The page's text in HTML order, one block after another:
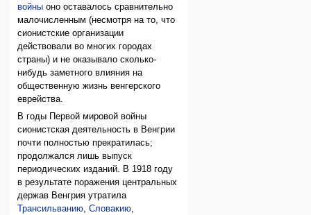
войны оно оставалось сравнительно
малочисленным (несмотря на то, что
сионистские организации
действовали во многих городах
страны) и не оказывало сколько-
нибудь заметного влияния на
общественную жизнь венгерского
еврейства.
В годы Первой мировой войны
сионистская деятельность в Венгрии
почти полностью прекратилась;
продолжался лишь выпуск
периодических изданий. В 1918 году
в результате поражения центральных
держав Венгрия утратила
Трансильванию,Словакию,